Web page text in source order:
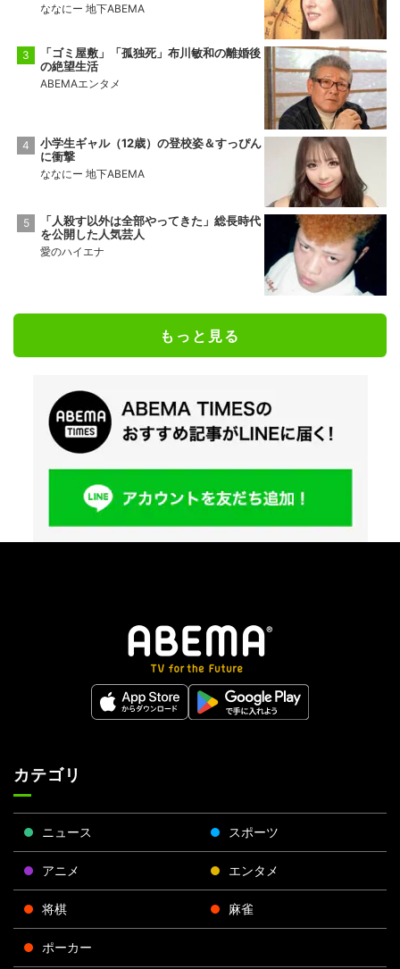
ななにー 地下ABEMA
「ゴミ屋敷」「孤独死」布川敏和の離婚後
の絶望生活
ABEMAエンタメ
小学生ギャル（12歳）の登校姿＆すっぴん
に衝撃
ななにー 地下ABEMA
「人殺す以外は全部やってきた」総長時代
を公開した人気芸人
愛のハイエナ
もっと見る
カテゴリ
ニュース スポーツ
アニメ エンタメ
将棋 麻雀
ポーカー